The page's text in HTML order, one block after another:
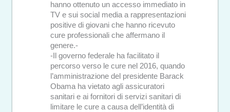
hanno ottenuto un accesso immediato in
TV e sui social media a rappresentazioni
positive di giovani che hanno ricevuto
cure professionali che affermano il
genere.-
-Il governo federale ha facilitato il
percorso verso le cure nel 2016, quando
l’amministrazione del presidente Barack
Obama ha vietato agli assicuratori
sanitari e ai fornitori di servizi sanitari di
limitare le cure a causa dell’identità di